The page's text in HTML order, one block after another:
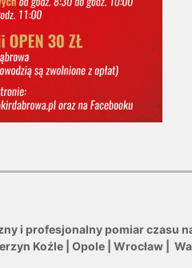
i profesjonalny pomiar czasu
Koźle | Opole | Wrocław |